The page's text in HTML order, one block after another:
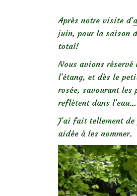
Après notre visite d’
juin, pour la saison
total!
Nous avions réservé
l’étang, et dès le
rosée, savourant les
reflètent dans l’eau…
J’ai fait tellement
aidée à les nommer.